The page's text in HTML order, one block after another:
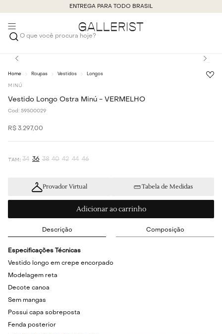
ENTREGA PARA TODO BRASIL
O que você procura hoje?
Roupas Vestidos Longos
MINÚ
Vestido Longo Ostra Minú - VERMELHO
Cod: 59500029
R$ 3.297,00
34 36 38 40 42 44 46
Provador Virtual Tabela de Medidas
Adicionar ao carrinho
Descrição Composição
Especificações Técnicas
Vestido longo em crepe encorpado
Modelagem reta
Decote canoa
Sem mangas
Possui capa sobreposta
Fenda posterior